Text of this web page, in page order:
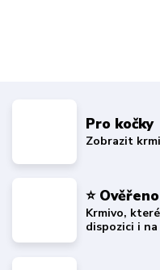
Pro kočky
Zobrazit
⭐
Krmivo,
dispozici i